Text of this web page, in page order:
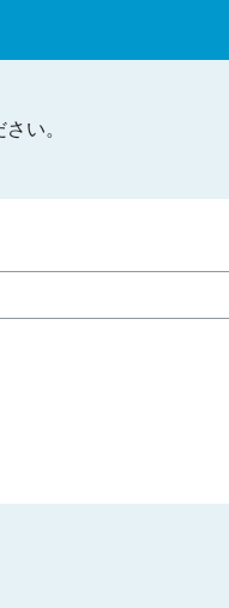
い。